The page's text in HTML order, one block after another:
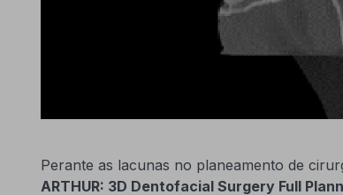
Perante as lacunas no planeamento de
ARTHUR: 3D Dentofacial Surgery Full